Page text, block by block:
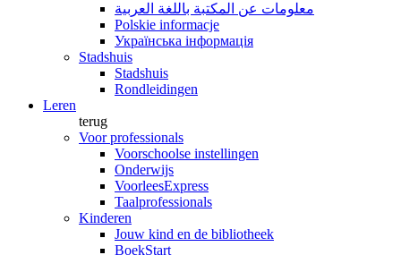
معلومات عن المكتبة باللغة العربية
Polskie informacje
Українська інформація
Stadshuis
Stadshuis
Rondleidingen
Leren
terug
Voor professionals
Voorschoolse instellingen
Onderwijs
VoorleesExpress
Taalprofessionals
Kinderen
Jouw kind en de bibliotheek
BoekStart